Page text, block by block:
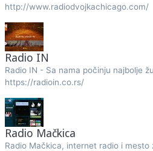
http://www.radiodvojkachicago.com/
Radio IN
Radio IN - Sa nama počinju najbolje
https://radioin.co.rs/
Radio Mačkica
Radio Mačkica, internet radio i